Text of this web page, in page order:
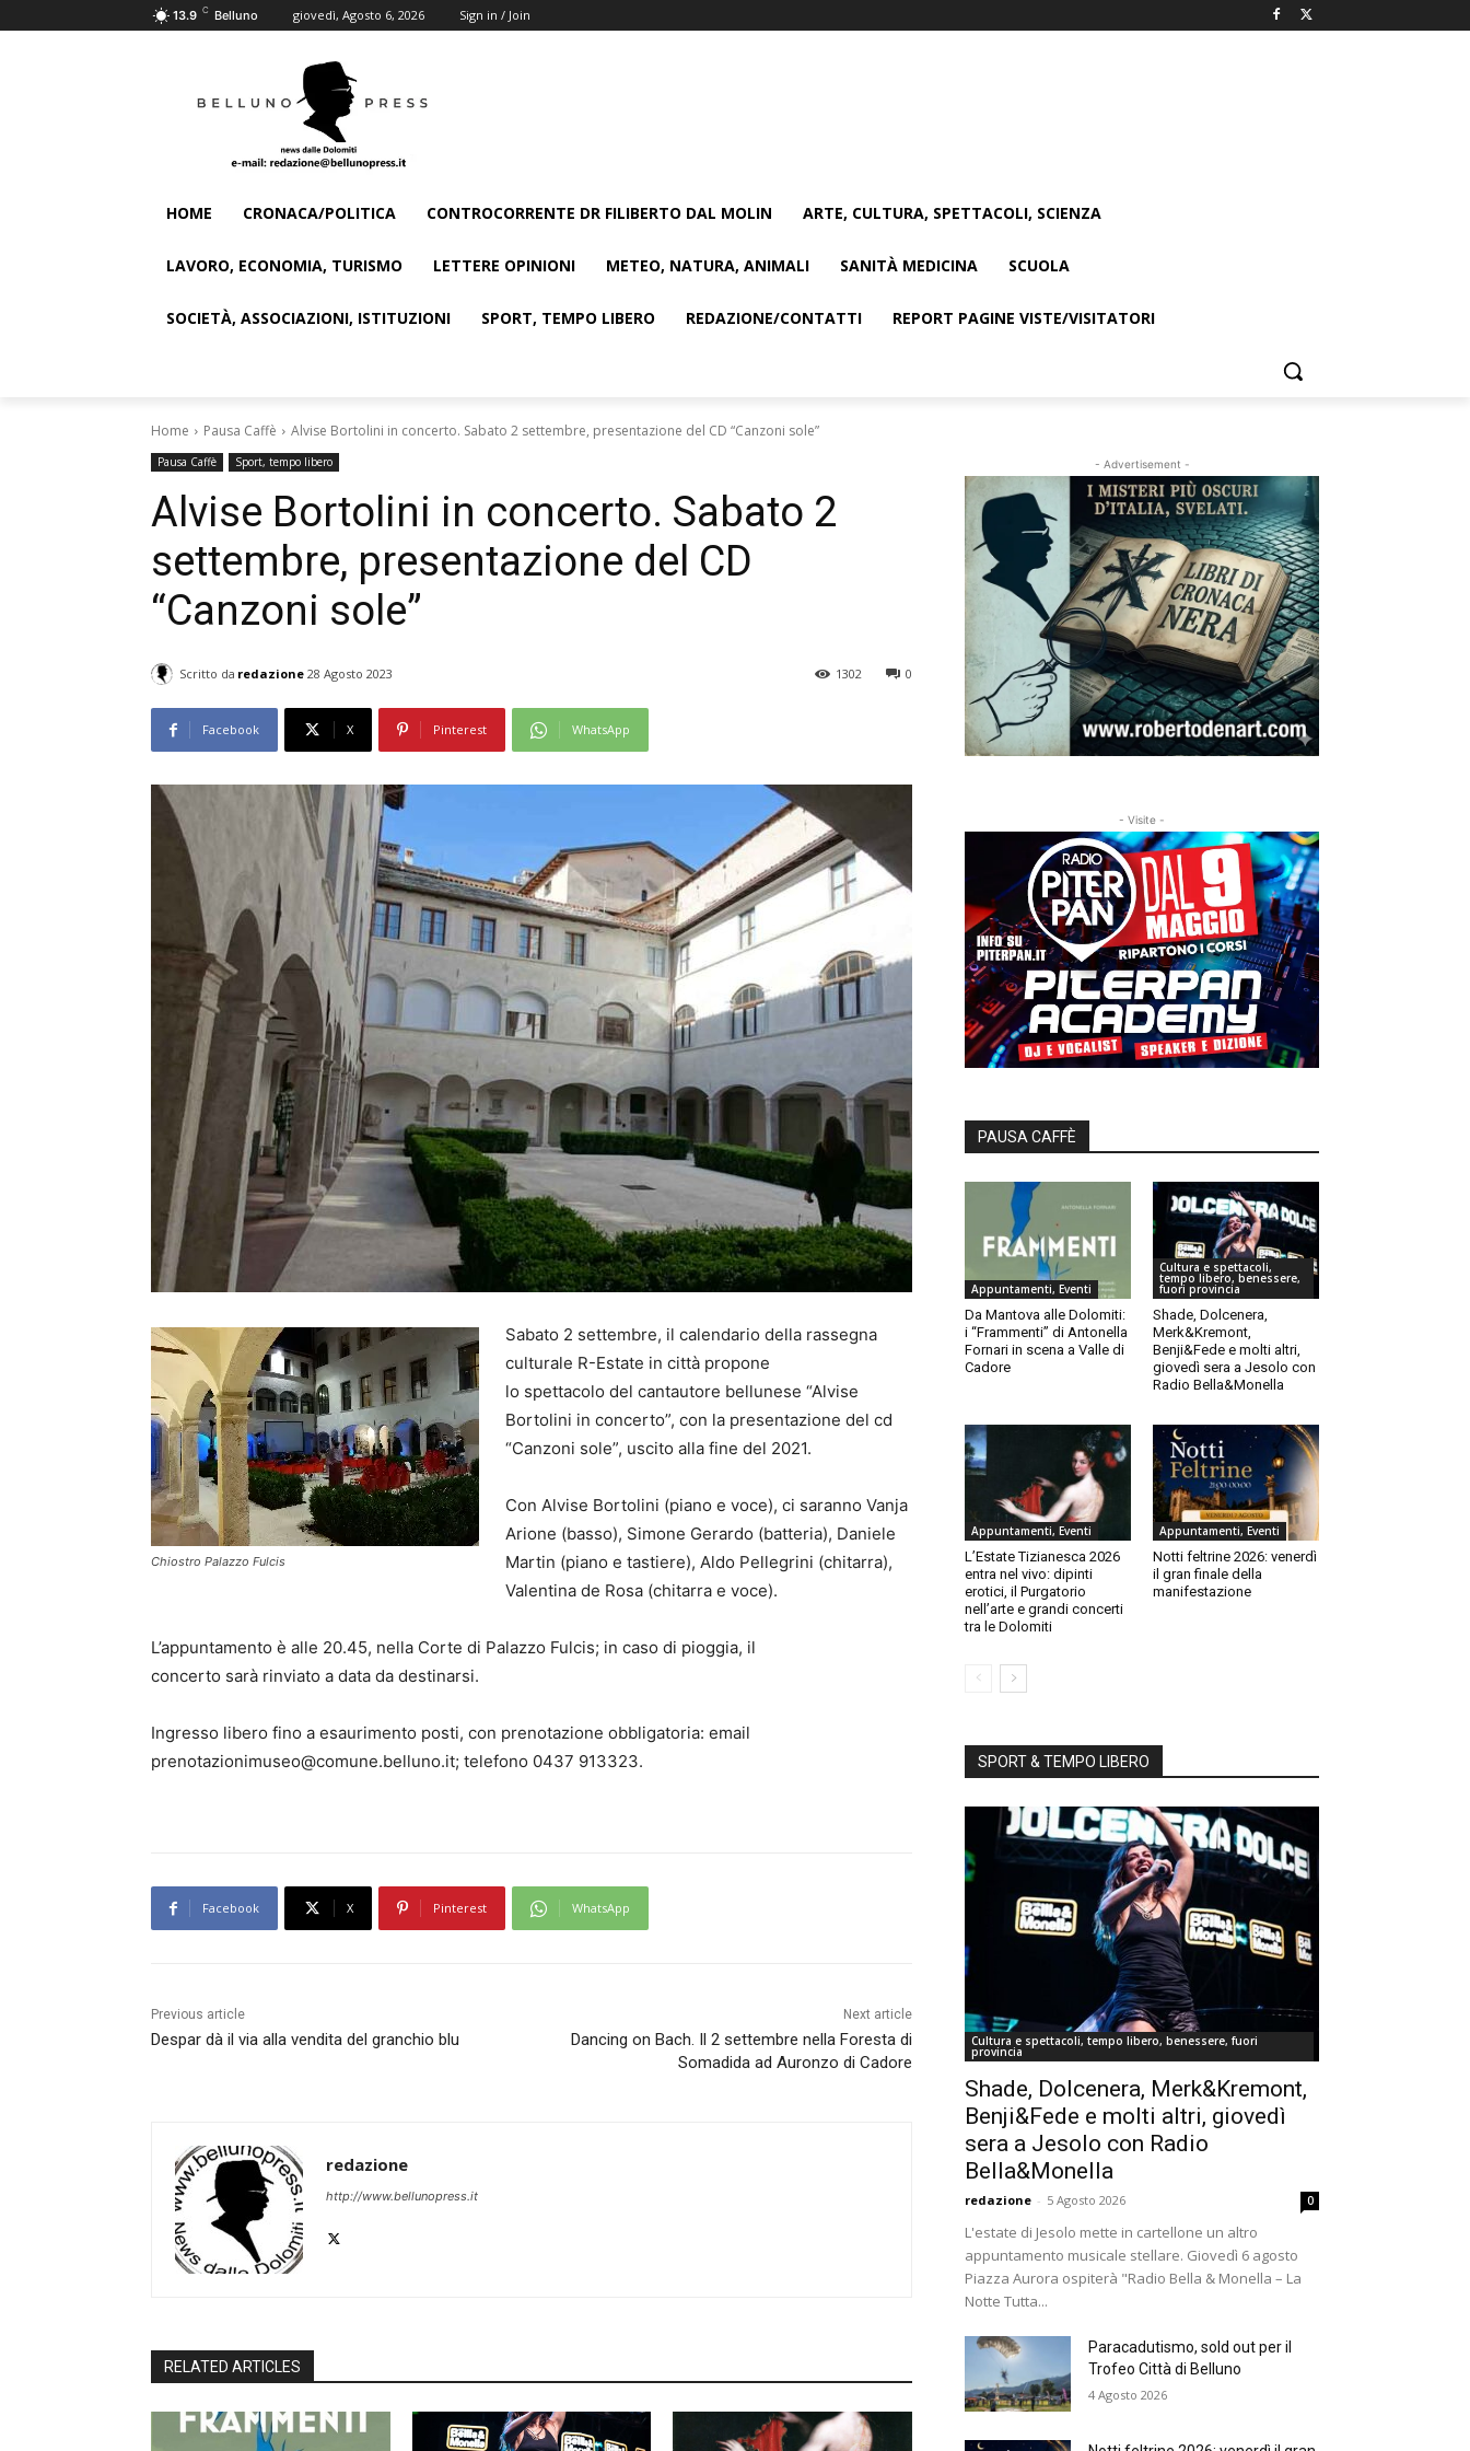
13.9 C Belluno giovedì, Agosto 6, 2026 Sign in / Join
HOME CRONACA/POLITICA CONTROCORRENTE DR FILIBERTO DAL MOLIN ARTE, CULTURA, SPETTACOLI, SCIENZA
LAVORO, ECONOMIA, TURISMO LETTERE OPINIONI METEO, NATURA, ANIMALI SANITÀ MEDICINA SCUOLA
SOCIETÀ, ASSOCIAZIONI, ISTITUZIONI SPORT, TEMPO LIBERO REDAZIONE/CONTATTI REPORT PAGINE VISTE/VISITATORI
Home Pausa Caffè Alvise Bortolini in concerto. Sabato 2 settembre, presentazione del CD “Canzoni sole”
Pausa Caffè Sport, tempo libero
Alvise Bortolini in concerto. Sabato 2
settembre, presentazione del CD
“Canzoni sole”
Scritto da redazione 28 Agosto 2023 0
1302
Facebook X Pinterest WhatsApp
Chiostro Palazzo Fulcis
Sabato 2 settembre, il calendario della rassegna
culturale R-Estate in città propone
lo spettacolo del cantautore bellunese “Alvise
Bortolini in concerto”, con la presentazione del cd
“Canzoni sole”, uscito alla fine del 2021.
Con Alvise Bortolini (piano e voce), ci saranno Vanja
Arione (basso), Simone Gerardo (batteria), Daniele
Martin (piano e tastiere), Aldo Pellegrini (chitarra),
Valentina de Rosa (chitarra e voce).
L’appuntamento è alle 20.45, nella Corte di Palazzo Fulcis; in caso di pioggia, il
concerto sarà rinviato a data da destinarsi.
Ingresso libero fino a esaurimento posti, con prenotazione obbligatoria: email
prenotazionimuseo@comune.belluno.it; telefono 0437 913323.
Facebook X Pinterest WhatsApp
Previous article
Despar dà il via alla vendita del granchio blu
Next article
Dancing on Bach. Il 2 settembre nella Foresta di
Somadida ad Auronzo di Cadore
redazione
http://www.bellunopress.it
RELATED ARTICLES
- Advertisement -
- Visite -
PAUSA CAFFÈ
Appuntamenti, Eventi
Da Mantova alle Dolomiti:
i “Frammenti” di Antonella
Fornari in scena a Valle di
Cadore
Cultura e spettacoli,
tempo libero, benessere,
fuori provincia
Shade, Dolcenera,
Merk&Kremont,
Benji&Fede e molti altri,
giovedì sera a Jesolo con
Radio Bella&Monella
Appuntamenti, Eventi
L’Estate Tizianesca 2026
entra nel vivo: dipinti
erotici, il Purgatorio
nell’arte e grandi concerti
tra le Dolomiti
Appuntamenti, Eventi
Notti feltrine 2026: venerdì
il gran finale della
manifestazione
SPORT & TEMPO LIBERO
Cultura e spettacoli, tempo libero, benessere, fuori
provincia
Shade, Dolcenera, Merk&Kremont,
Benji&Fede e molti altri, giovedì
sera a Jesolo con Radio
Bella&Monella
redazione - 5 Agosto 2026 0
L'estate di Jesolo mette in cartellone un altro
appuntamento musicale stellare. Giovedì 6 agosto
Piazza Aurora ospiterà "Radio Bella & Monella – La
Notte Tutta...
Paracadutismo, sold out per il
Trofeo Città di Belluno
4 Agosto 2026